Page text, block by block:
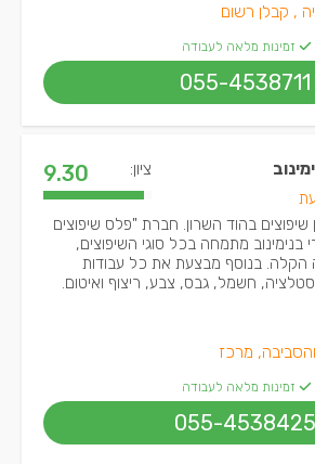
, קבלן רשום
זמינות מלאה לעבודה
055-4538711
ציון: 9.30
שיפוצים בהוד השרון. חברת "פלס שיפוצים
בנימינוב מתמחה בכל סוגי השיפוצים,
הקלה. בנוסף מבצעת את כל עבודות
חשמל, גבס, צבע, ריצוף ואיטום.
מרכז
זמינות מלאה לעבודה
055-4538425